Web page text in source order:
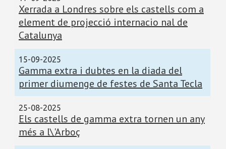
Xerrada a Londres sobre els castells com a
element de projecció internacio nal de
Catalunya
15-09-2025
Gamma extra i dubtes en la diada del
primer diumenge de festes de Santa Tecla
25-08-2025
Els castells de gamma extra tornen un any
més a l\'Arboç